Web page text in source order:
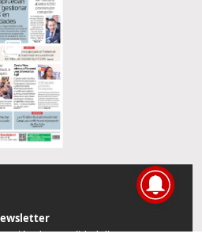
de actualidad directamente en